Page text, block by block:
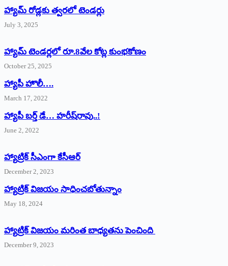
హ్యామ్‌ రోడ్లకు త్వరలో టెండర్లు
July 3, 2025
హ్యామ్‌ ‌టెండర్లలో రూ.8వేల కోట్ల కుంభకోణం
October 25, 2025
హ్యాపీ హొలీ….
March 17, 2022
హ్యాపీ బర్త్ ‌డే… హరీష్‌రావు..!
June 2, 2022
హ్యాట్రిక్‌ ‌సీఎంగా కేసీఆర్‌
December 2, 2023
హ్యాట్రిక్‌ విజయం సాధించబోతున్నాం
May 18, 2024
హ్యాట్రిక్ విజయం మరింత బాధ్యతను పెంచింది
December 9, 2023